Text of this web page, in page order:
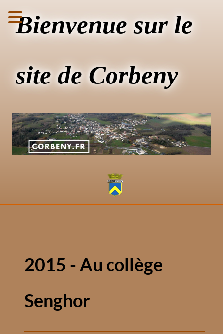
Bienvenue sur le
site de Corbeny
2015 - Au collège
Senghor